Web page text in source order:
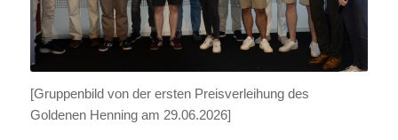
[Gruppenbild von der ersten Preisverleihung des
Goldenen Henning am 29.06.2026]